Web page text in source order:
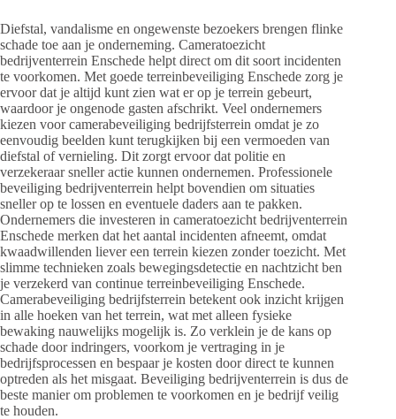
Diefstal, vandalisme en ongewenste bezoekers brengen flinke
schade toe aan je onderneming. Cameratoezicht
bedrijventerrein Enschede helpt direct om dit soort incidenten
te voorkomen. Met goede terreinbeveiliging Enschede zorg je
ervoor dat je altijd kunt zien wat er op je terrein gebeurt,
waardoor je ongenode gasten afschrikt. Veel ondernemers
kiezen voor camerabeveiliging bedrijfsterrein omdat je zo
eenvoudig beelden kunt terugkijken bij een vermoeden van
diefstal of vernieling. Dit zorgt ervoor dat politie en
verzekeraar sneller actie kunnen ondernemen. Professionele
beveiliging bedrijventerrein helpt bovendien om situaties
sneller op te lossen en eventuele daders aan te pakken.
Ondernemers die investeren in cameratoezicht bedrijventerrein
Enschede merken dat het aantal incidenten afneemt, omdat
kwaadwillenden liever een terrein kiezen zonder toezicht. Met
slimme technieken zoals bewegingsdetectie en nachtzicht ben
je verzekerd van continue terreinbeveiliging Enschede.
Camerabeveiliging bedrijfsterrein betekent ook inzicht krijgen
in alle hoeken van het terrein, wat met alleen fysieke
bewaking nauwelijks mogelijk is. Zo verklein je de kans op
schade door indringers, voorkom je vertraging in je
bedrijfsprocessen en bespaar je kosten door direct te kunnen
optreden als het misgaat. Beveiliging bedrijventerrein is dus de
beste manier om problemen te voorkomen en je bedrijf veilig
te houden.